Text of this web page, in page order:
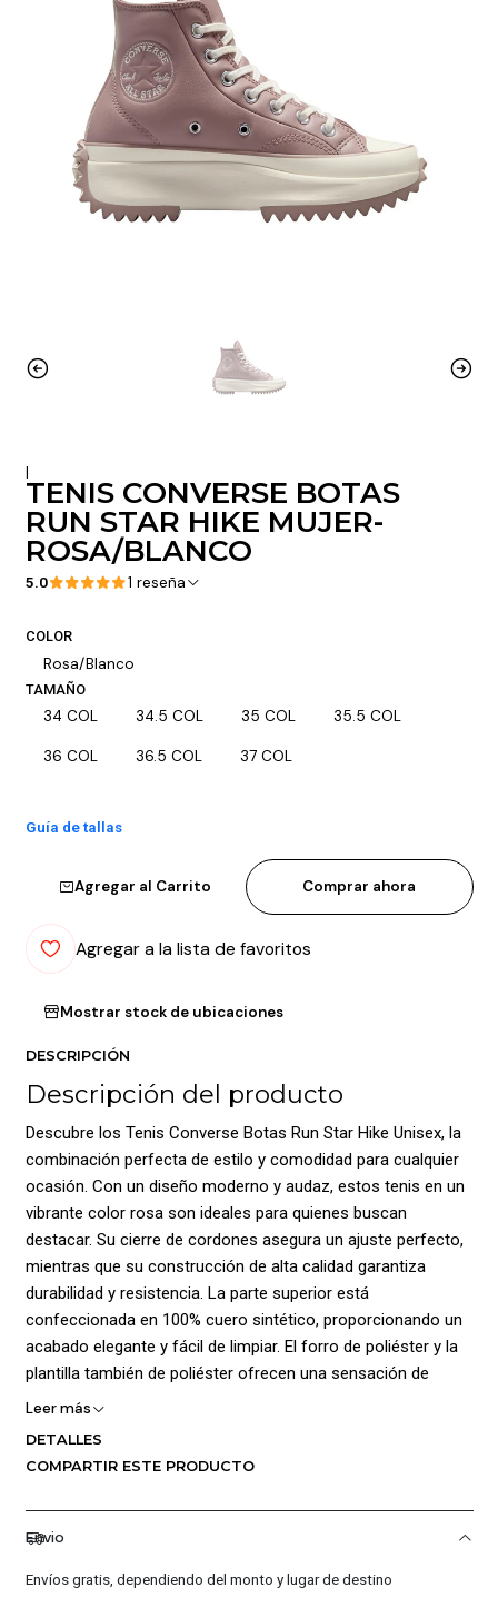
|
TENIS CONVERSE BOTAS
RUN STAR HIKE MUJER-
ROSA/BLANCO
5.0 1 reseña
COLOR
Rosa/Blanco
TAMAÑO
34 COL 34.5 COL 35 COL 35.5 COL
36 COL 36.5 COL 37 COL
Guía de tallas
Agregar al Carrito Comprar ahora
Agregar a la lista de favoritos
Mostrar stock de ubicaciones
DESCRIPCIÓN
Descripción del producto
Descubre los Tenis Converse Botas Run Star Hike Unisex, la
combinación perfecta de estilo y comodidad para cualquier
ocasión. Con un diseño moderno y audaz, estos tenis en un
vibrante color rosa son ideales para quienes buscan
destacar. Su cierre de cordones asegura un ajuste perfecto,
mientras que su construcción de alta calidad garantiza
durabilidad y resistencia. La parte superior está
confeccionada en 100% cuero sintético, proporcionando un
acabado elegante y fácil de limpiar. El forro de poliéster y la
plantilla también de poliéster ofrecen una sensación de
suavidad y confort al caminar, haciendo de estos tenis una
Con unas medidas que se adaptan a cualquier pie, los Tenis
asegurando que te sientas seguro en cada paso. Ya sea que
Leer más
DETALLES
COMPARTIR ESTE PRODUCTO
Envio
Envíos gratis, dependiendo del monto y lugar de destino